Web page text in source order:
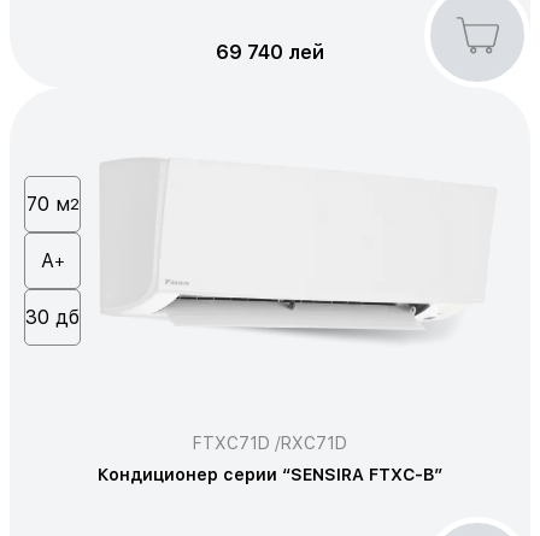
69 740 лей
70 м2
А+
30 дб
FTXC71D /RXC71D
Кондиционер серии “SENSIRA FTXС-B”